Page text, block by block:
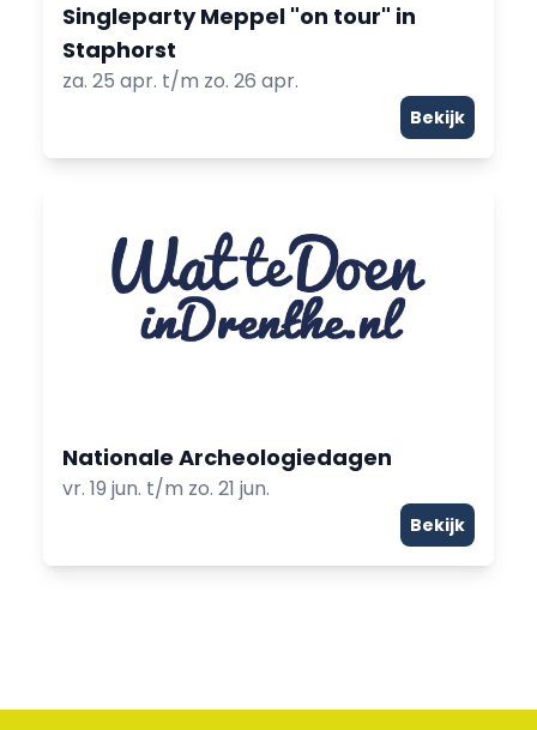
Singleparty Meppel "on tour" in
Staphorst
za. 25 apr. t/m zo. 26 apr.
Bekijk
Nationale Archeologiedagen
vr. 19 jun. t/m zo. 21 jun.
Bekijk